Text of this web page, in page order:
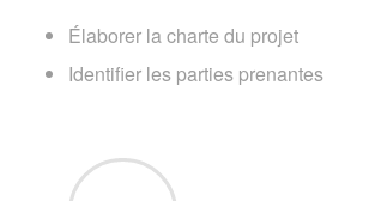
Élaborer la charte du projet
Identifier les parties prenantes